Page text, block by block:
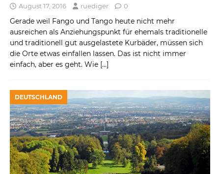
August 17, 2016 ruediger 0
Gerade weil Fango und Tango heute nicht mehr
ausreichen als Anziehungspunkt für ehemals traditionelle
und traditionell gut ausgelastete Kurbäder, müssen sich
die Orte etwas einfallen lassen. Das ist nicht immer
einfach, aber es geht. Wie […]
DEUTSCHLAND